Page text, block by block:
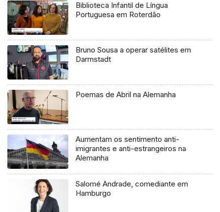
Biblioteca Infantil de Língua
Portuguesa em Roterdão
Bruno Sousa a operar satélites em
Darmstadt
Poemas de Abril na Alemanha
Aumentam os sentimento anti-
imigrantes e anti-estrangeiros na
Alemanha
Salomé Andrade, comediante em
Hamburgo